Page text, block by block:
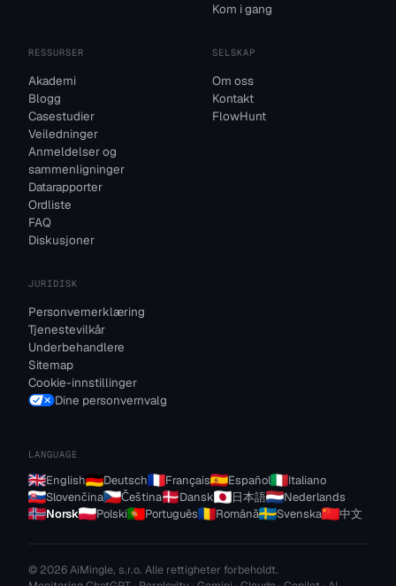
Kom i gang
RESSURSER
Akademi
Blogg
Casestudier
Veiledninger
Anmeldelser og
sammenligninger
Datarapporter
Ordliste
FAQ
Diskusjoner
SELSKAP
Om oss
Kontakt
FlowHunt
JURIDISK
Personvernerklæring
Tjenestevilkår
Underbehandlere
Sitemap
Cookie-innstillinger
Dine personvernvalg
LANGUAGE
English Deutsch Français Español
Italiano
Slovenčina
Čeština Dansk 日本語
Nederlands
Norsk
Polski Português Română Svenska 中文
© 2026 AiMingle, s.r.o. Alle rettigheter forbeholdt.